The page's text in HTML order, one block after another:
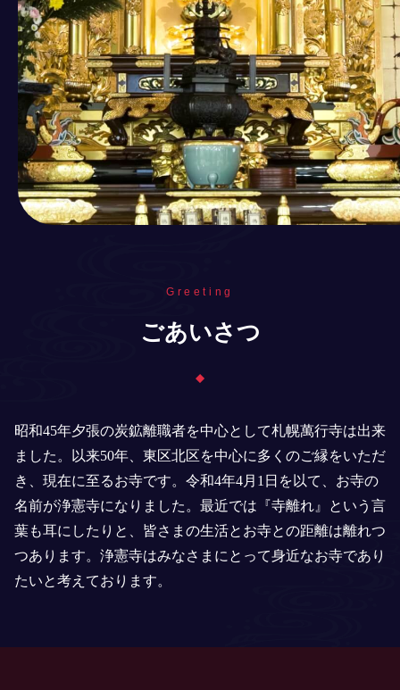
Greeting
ごあいさつ
昭和45年夕張の炭鉱離職者を中心として札幌萬行寺は出来
ました。
以来50年、東区北区を中心に多くのご縁をいただ
き、現在に至るお寺です。 令和4年4月 1 日を以て、 お寺の
名前が浄憲寺になりました。 最近では『寺離れ』という言
葉も耳にしたりと、 皆さまの生活とお寺との距離は離れつ
つあります。 浄憲寺はみなさまにとって身近なお寺であり
たいと考えております。